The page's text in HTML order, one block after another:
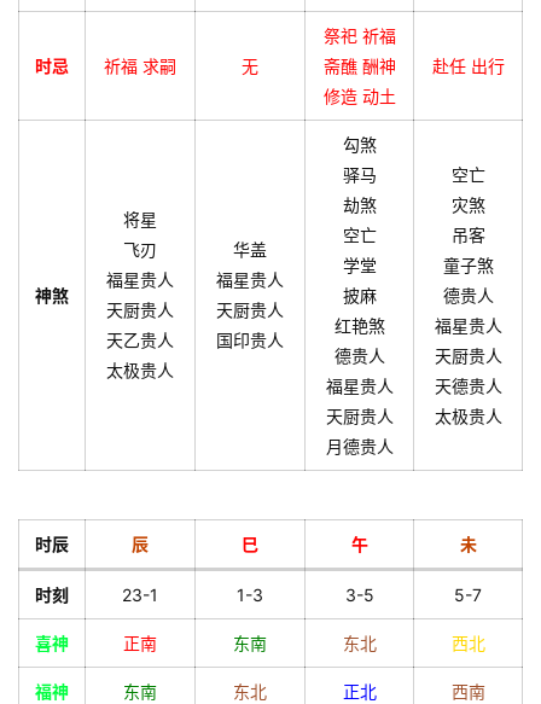
时忌 祈福 求嗣 无
祭祀 祈福
斋醮 酬神
修造 动土
赴任 出行
神煞
将星
飞刃
福星贵人
天厨贵人
天乙贵人
太极贵人
华盖
福星贵人
天厨贵人
国印贵人
勾煞
驿马
劫煞
空亡
学堂
披麻
红艳煞
德贵人
福星贵人
天厨贵人
月德贵人
空亡
灾煞
吊客
童子煞
德贵人
福星贵人
天厨贵人
天德贵人
太极贵人
时辰 辰 巳 午 未
时刻 23-1 1-3 3-5 5-7
喜神 正南 东南 东北 西北
福神 东南 东北 正北 西南